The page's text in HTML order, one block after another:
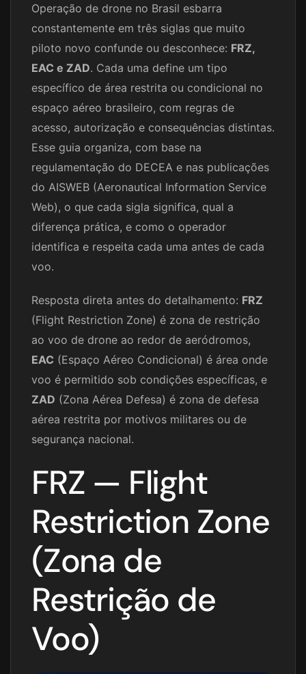
Operação de drone no Brasil esbarra
constantemente em três siglas que muito
piloto novo confunde ou desconhece: FRZ,
EAC e ZAD. Cada uma define um tipo
específico de área restrita ou condicional no
espaço aéreo brasileiro, com regras de
acesso, autorização e consequências distintas.
Esse guia organiza, com base na
regulamentação do DECEA e nas publicações
do AISWEB (Aeronautical Information Service
Web), o que cada sigla significa, qual a
diferença prática, e como o operador
identifica e respeita cada uma antes de cada
voo.
Resposta direta antes do detalhamento: FRZ
(Flight Restriction Zone) é zona de restrição
ao voo de drone ao redor de aeródromos,
EAC (Espaço Aéreo Condicional) é área onde
voo é permitido sob condições específicas, e
ZAD (Zona Aérea Defesa) é zona de defesa
aérea restrita por motivos militares ou de
segurança nacional.
FRZ — Flight
Restriction Zone
(Zona de
Restrição de
Voo)